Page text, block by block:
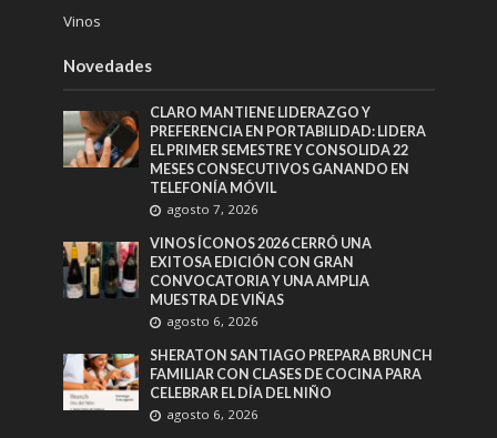
Vinos
Novedades
CLARO MANTIENE LIDERAZGO Y
PREFERENCIA EN PORTABILIDAD: LIDERA
EL PRIMER SEMESTRE Y CONSOLIDA 22
MESES CONSECUTIVOS GANANDO EN
TELEFONÍA MÓVIL
agosto 7, 2026
VINOS ÍCONOS 2026 CERRÓ UNA
EXITOSA EDICIÓN CON GRAN
CONVOCATORIA Y UNA AMPLIA
MUESTRA DE VIÑAS
agosto 6, 2026
SHERATON SANTIAGO PREPARA BRUNCH
FAMILIAR CON CLASES DE COCINA PARA
CELEBRAR EL DÍA DEL NIÑO
agosto 6, 2026